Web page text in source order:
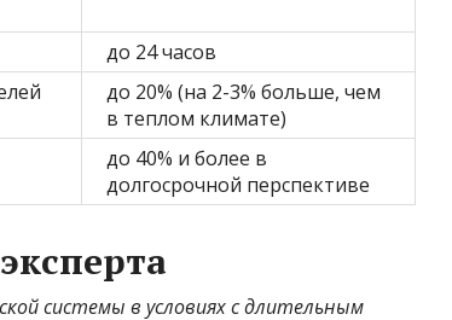
до 24 часов
до 20% (на 2-3% больше, чем
в теплом климате)
до 40% и более в
долгосрочной перспективе
системы в условиях с длительным